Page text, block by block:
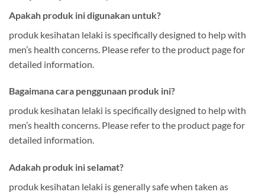
Apakah produk ini digunakan untuk?
produk kesihatan lelaki is specifically designed to help with
men’s health concerns. Please refer to the product page for
detailed information.
Bagaimana cara penggunaan produk ini?
produk kesihatan lelaki is specifically designed to help with
men’s health concerns. Please refer to the product page for
detailed information.
Adakah produk ini selamat?
produk kesihatan lelaki is generally safe when taken as